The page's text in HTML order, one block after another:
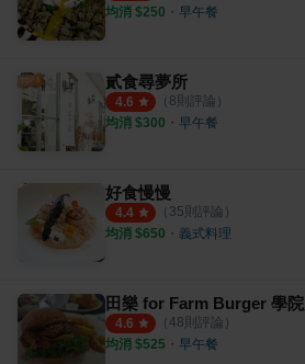
均消 $250 ・ 早午餐
貳食尋夢所
4.6 （ 8則評論）
均消 $300 ・ 早午餐
好食慢慢
4.4 （ 35則評論）
均消 $650 ・ 義式料理
田樂 for Farm Burger 學
4.6 （ 48則評論）
均消 $525 ・ 早午餐